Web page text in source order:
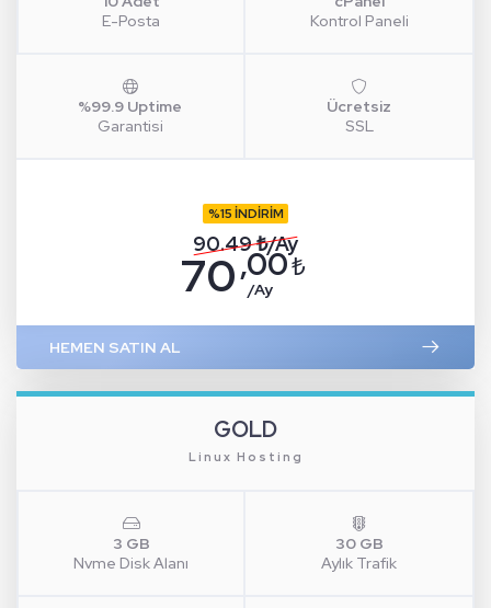
E-Posta
Kontrol Paneli
%99.9 Uptime
Garantisi
Ücretsiz
SSL
%15 İNDİRİM
90.49 ₺/Ay
70 /Ay
,00₺
HEMEN SATIN AL
GOLD
Linux Hosting
3 GB
Nvme Disk Alanı
30 GB
Aylık Trafik